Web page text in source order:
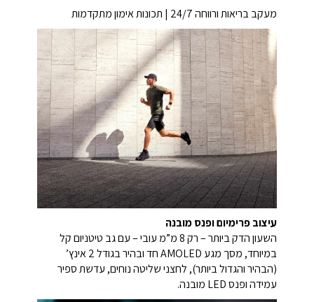
מעקב בריאות ורווחה 24/7 | תכונות אימון מתקדמות
עיצוב פרימיום ופנס מובנה
השעון הדק ביותר – רק 8 מ”מ עובי – עם גב טיטניום קל
במיוחד, מסך מגע AMOLED חד ובהיר בגודל 2 אינץ’
(הבהיר והגדול ביותר), לחצני שליטה נוחים, עדשת ספיר
עמידה ופנס LED מובנה.